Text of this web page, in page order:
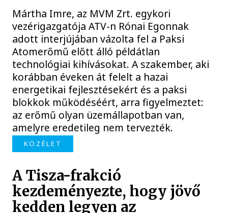
Mártha Imre, az MVM Zrt. egykori
vezérigazgatója ATV-n Rónai Egonnak
adott interjújában vázolta fel a Paksi
Atomerőmű előtt álló példátlan
technológiai kihívásokat. A szakember, aki
korábban éveken át felelt a hazai
energetikai fejlesztésekért és a paksi
blokkok működéséért, arra figyelmeztet:
az erőmű olyan üzemállapotban van,
amelyre eredetileg nem tervezték.
KÖZÉLET
A Tisza-frakció
kezdeményezte, hogy jövő
kedden legyen az